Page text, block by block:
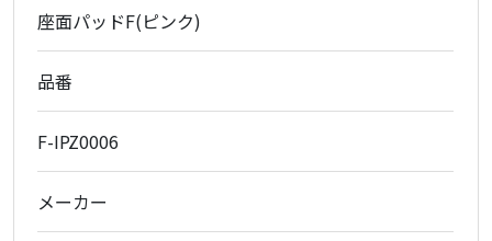
座面パッドF(ピンク)
品番
F-IPZ0006
メーカー